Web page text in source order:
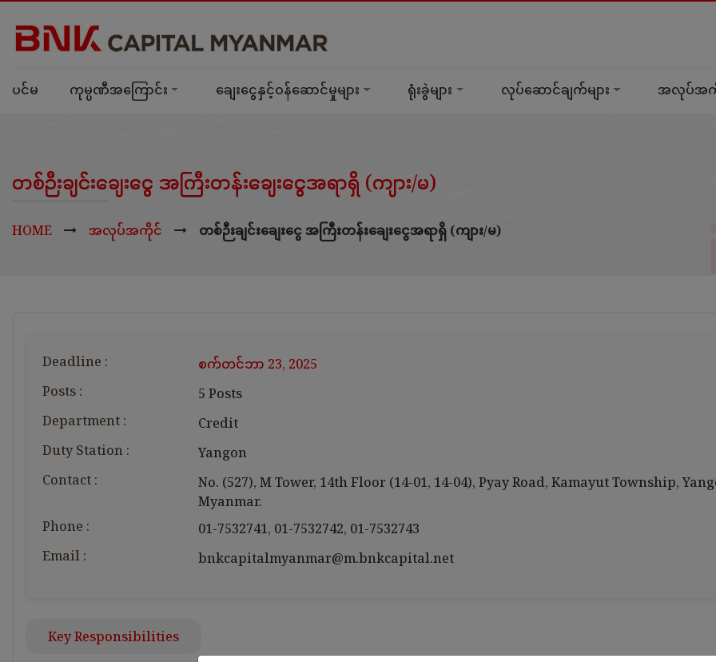
ပင်မ ကုမ္ပဏီအကြောင်း ချေးငွေနှင့်ဝန်ဆောင်မှုများ ရုံးခွဲများ လုပ်ဆောင်ချက်များ အလုပ်အ
တစ်ဉီးချင်းချေးငွေ အကြီးတန်းချေးငွေအရာရှိ (ကျား/မ)
HOME အလုပ်အကိုင် တစ်ဉီးချင်းချေးငွေ အကြီးတန်းချေးငွေအရာရှိ (ကျား/မ)
Deadline :
စက်တင်ဘာ 23, 2025
Posts :
5 Posts
Department :
Credit
Duty Station :
Yangon
Contact :
No. (527), M Tower, 14th Floor (14-01, 14-04), Pyay Road, Kamayut Township,
Myanmar.
Phone :
01-7532741, 01-7532742, 01-7532743
Email :
bnkcapitalmyanmar@m.bnkcapital.net
Key Responsibilities
မတ် 18 , 2026
မတ် 12 , 2026
𝑩𝑵𝑲 𝑪𝒂𝒑𝒊𝒕𝒂𝒍 𝑴𝒚𝒂𝒏𝒎𝒂𝒓 ၏ ၁၀ နှစ်ပြည့်